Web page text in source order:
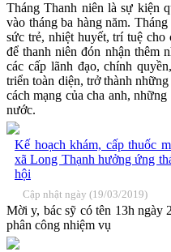
Tháng Thanh niên là sự kiện
vào tháng ba hàng năm.
sức trẻ, nhiệt huyết, trí tuệ
để thanh niên đón nhận thêm
các cấp lãnh đạo, chính
triển toàn diện, trở thành
cách mạng của cha anh,
nước.
Kế hoạch khám, cấp thuốc
xã Long Thạnh hưởng ứng
hội
Cập nhật ngày (19/03/2019)
Mời y, bác sỹ có tên 13h ngày
phân công nhiệm vụ